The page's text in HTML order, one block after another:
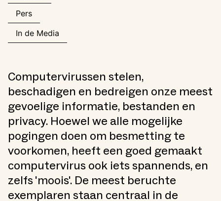
Pers
In de Media
Computervirussen stelen,
beschadigen en bedreigen onze meest
gevoelige informatie, bestanden en
privacy. Hoewel we alle mogelijke
pogingen doen om besmetting te
voorkomen, heeft een goed gemaakt
computervirus ook iets spannends, en
zelfs 'moois'. De meest beruchte
exemplaren staan centraal in de